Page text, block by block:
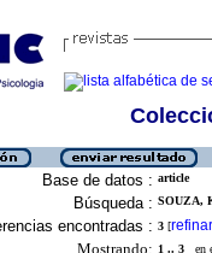
Base de datos : article
Búsqueda : SOUZA,
encontradas : 3 [refinar
Mostrando: 1 .. 3 en